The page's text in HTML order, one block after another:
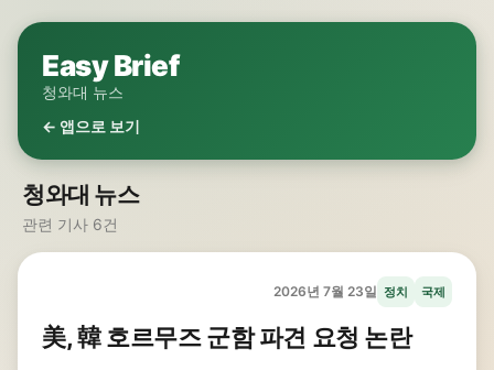
Easy Brief
청와대 뉴스
← 앱으로 보기
청와대 뉴스
관련 기사 6건
2026년 7월 23일 정치 국제
美, 韓 호르무즈 군함 파견 요청 논란